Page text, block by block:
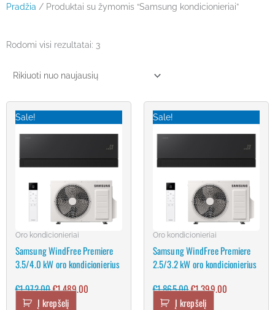
Pradžia / Produktai su žymomis “Samsung kondicionieriai”
Rodomi visi rezultatai: 3Rūšiuojama
Sale!
Oro kondicionieriai
Samsung WindFree Premiere
3.5/4.0 kW oro kondicionierius
€1,972.00€1,489.00
€1,489.00.
Į krepšelį
Sale!
Oro kondicionieriai
Samsung WindFree Premiere
2.5/3.2 kW oro kondicionierius
€1,865.00€1,399.00
€1,399.00.
Į krepšelį